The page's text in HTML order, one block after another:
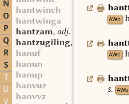
N
O
P
Q
R
S
T
U
hantwinch
hantwinga
hantzam, adj.
hantzugiling,
st. m.
hanuf
hanun
hanup
hanvuz
hanvvz
AWb
AWb
s. AWb